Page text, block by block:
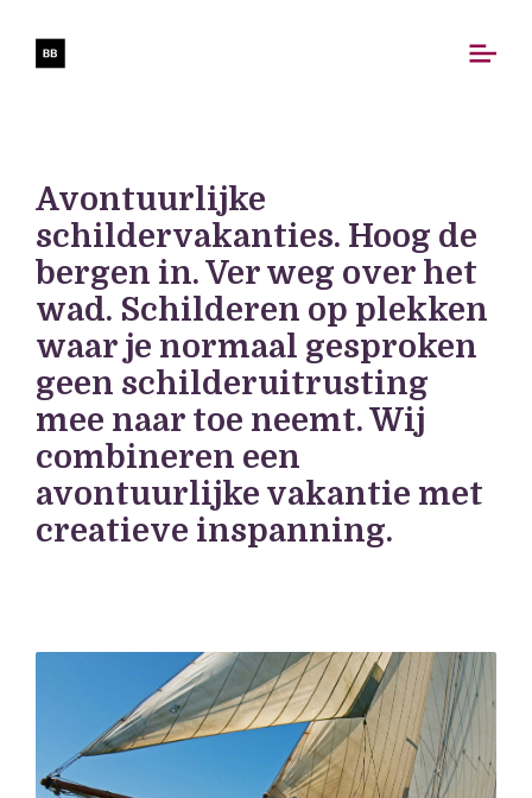
Avontuurlijke
schildervakanties. Hoog de
bergen in. Ver weg over het
wad. Schilderen op plekken
waar je normaal gesproken
geen schilderuitrusting
mee naar toe neemt. Wij
combineren een
avontuurlijke vakantie met
creatieve inspanning.